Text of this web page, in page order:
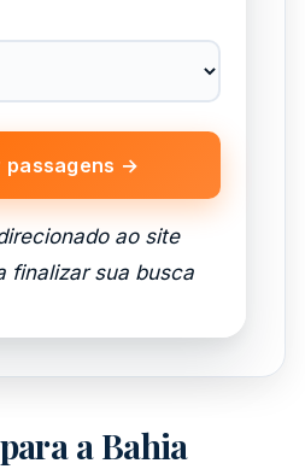
passagens →
ao site
finalizar sua busca
a Bahia